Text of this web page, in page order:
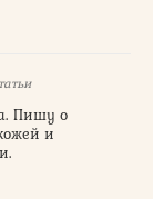
Пишу о
и